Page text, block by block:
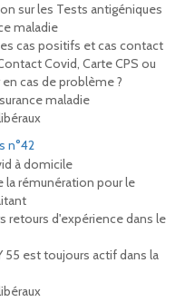
sur les Tests antigéniques
maladie
cas positifs et cas contact
Covid, Carte CPS ou
cas de problème ?
maladie
n°42
à domicile
la rémunération pour le
retours d'expérience dans le
55 est toujours actif dans la